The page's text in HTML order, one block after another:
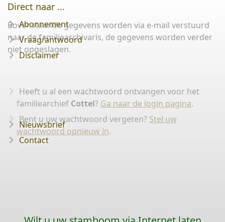
Bovenstaande gegevens worden via e-mail verstuurd
naar de familiearchivaris, de gegevens worden verder
niet opgeslagen.
Heeft u al een wachtwoord ontvangen voor het
familiearchief Cottel? Ga naar de login pagina.
Bent u uw wachtwoord vergeten? Stel uw
wachtwoord opnieuw in.
Direct naar ...
Abonnement
Vraag/antwoord
Disclaimer
Nieuwsbrief
Contact